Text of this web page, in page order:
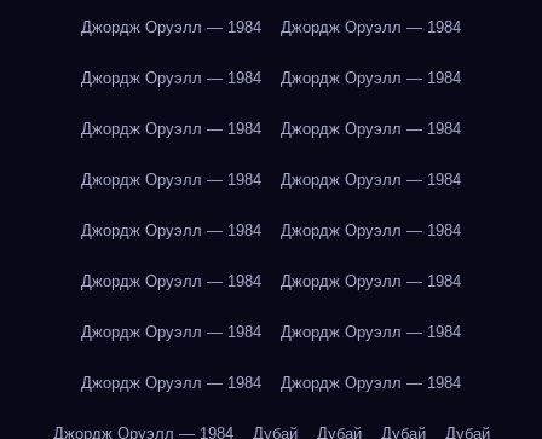
Джордж Оруэлл — 1984 Джордж Оруэлл — 1984
Джордж Оруэлл — 1984 Джордж Оруэлл — 1984
Джордж Оруэлл — 1984 Джордж Оруэлл — 1984
Джордж Оруэлл — 1984 Джордж Оруэлл — 1984
Джордж Оруэлл — 1984 Джордж Оруэлл — 1984
Джордж Оруэлл — 1984 Джордж Оруэлл — 1984
Джордж Оруэлл — 1984 Джордж Оруэлл — 1984
Джордж Оруэлл — 1984 Джордж Оруэлл — 1984
Джордж Оруэлл — 1984 Дубай Дубай Дубай Дубай